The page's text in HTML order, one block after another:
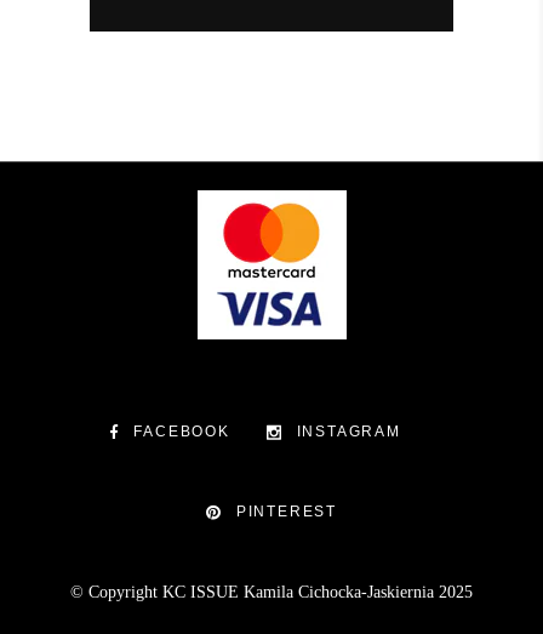
FACEBOOK INSTAGRAM
PINTEREST
© Copyright KC ISSUE Kamila Cichocka-Jaskiernia 2025